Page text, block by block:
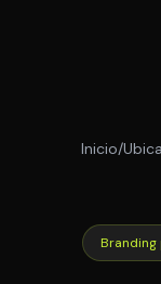
Inicio/
Branding